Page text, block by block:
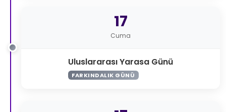
17
Cuma
Uluslararası Yarasa Günü
FARKINDALIK GÜNÜ